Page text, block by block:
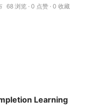
68 浏览 · 0 点赞 · 0 收藏
Learning